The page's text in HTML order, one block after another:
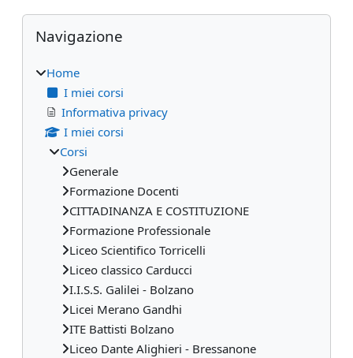
Blocchi
Salta Navigazione
Navigazione
Home
I miei corsi
Informativa privacy
I miei corsi
Corsi
Generale
Formazione Docenti
CITTADINANZA E COSTITUZIONE
Formazione Professionale
Liceo Scientifico Torricelli
Liceo classico Carducci
I.I.S.S. Galilei - Bolzano
Licei Merano Gandhi
ITE Battisti Bolzano
Liceo Dante Alighieri - Bressanone